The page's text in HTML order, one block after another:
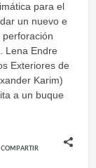
para el
un nuevo e
Lena Endre
Exteriores de
Karim)
a un buque
COMPARTIR